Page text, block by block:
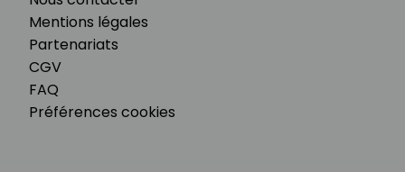
Mentions légales
Partenariats
CGV
FAQ
Préférences cookies